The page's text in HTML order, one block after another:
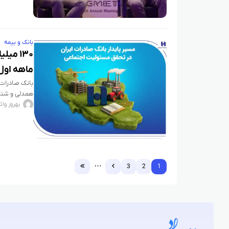
بانک و بیمه
۱۳۰
ماهه
بانک
همدلی و
طی بهروز
1
2
3